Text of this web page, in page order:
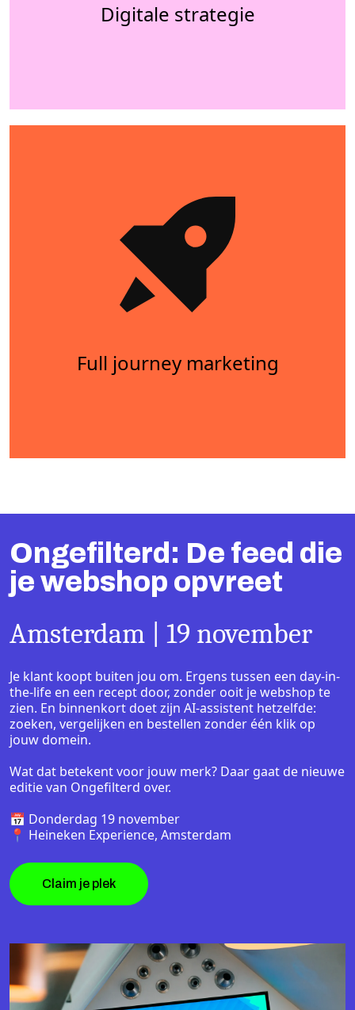
Digitale strategie
Full journey marketing
Ongefilterd: De feed die
je webshop opvreet
Amsterdam | 19 november
Je klant koopt buiten jou om. Ergens tussen een day-in-
the-life en een recept door, zonder ooit je webshop te
zien. En binnenkort doet zijn AI-assistent hetzelfde:
zoeken, vergelijken en bestellen zonder één klik op
jouw domein.
Wat dat betekent voor jouw merk? Daar gaat de nieuwe
editie van Ongefilterd over.
📅 Donderdag 19 november
📍 Heineken Experience, Amsterdam
Claim je plek